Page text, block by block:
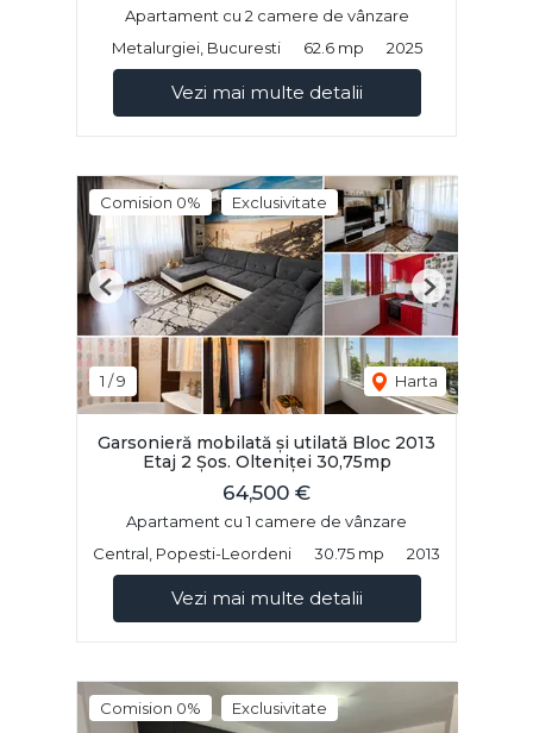
Apartament cu 2 camere de vânzare
Metalurgiei, Bucuresti
62.6 mp 2025
Vezi mai multe detalii
Comision 0% Exclusivitate
1 /9 Harta
Previous Next
Garsonieră mobilată și utilată Bloc 2013
Etaj 2 Șos. Olteniței 30,75mp
64,500 €
Apartament cu 1 camere de vânzare
Central, Popesti-Leordeni
30.75 mp 2013
Vezi mai multe detalii
Comision 0% Exclusivitate